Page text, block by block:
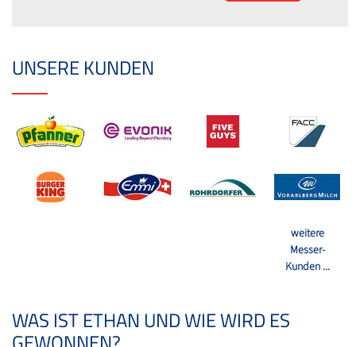
UNSERE KUNDEN
weitere
Messer-
Kunden ...
WAS IST ETHAN UND WIE WIRD ES